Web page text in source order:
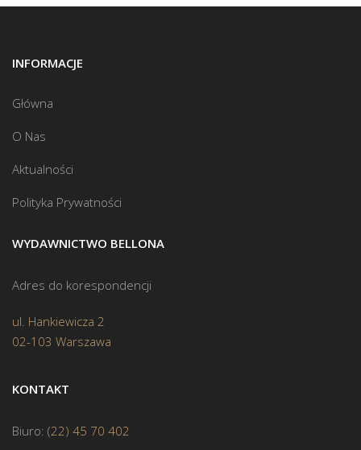
INFORMACJE
Główna
O Nas
Aktualności
Polityka Prywatności
WYDAWNICTWO BELLONA
Adres do korespondencji
ul. Hankiewicza 2
02-103 Warszawa
KONTAKT
Biuro: (22) 45 70 402